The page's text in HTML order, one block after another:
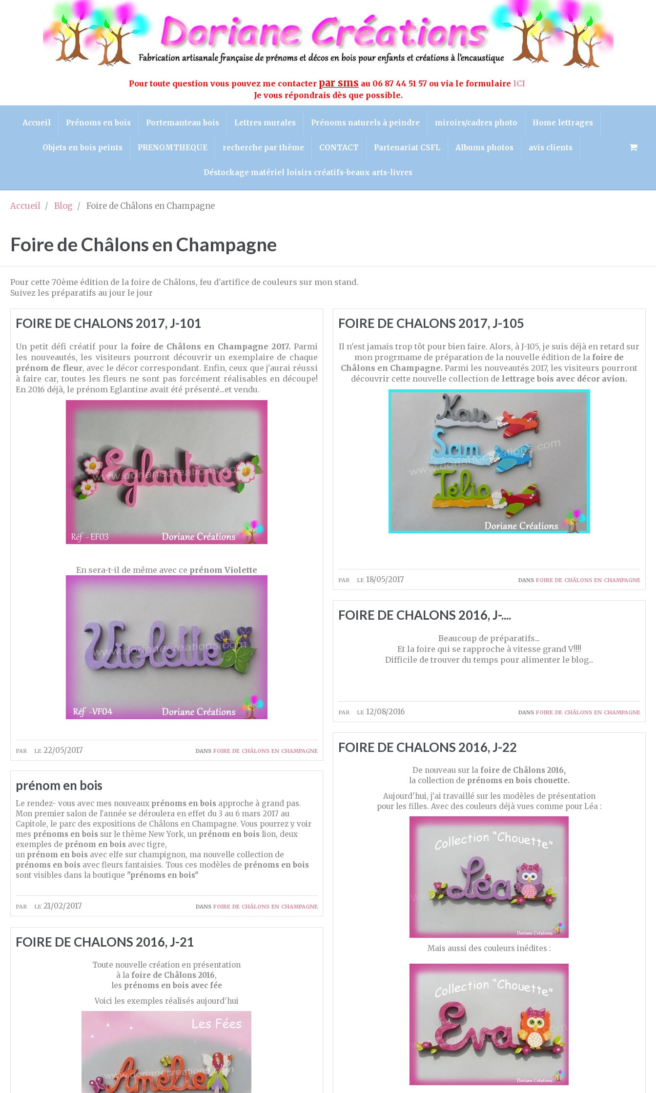
Pour toute question vous pouvez me contacter par sms au 06 87 44 51 57 ou via le formulaire ICI
Je vous répondrais dès que possible.
Accueil Prénoms en bois Portemanteau bois Lettres murales Prénoms naturels à peindre miroirs/cadres photo Home lettrages
Objets en bois peints PRENOMTHEQUE recherche par thème CONTACT Partenariat CSFL Albums photos avis clients
Déstockage matériel loisirs créatifs-beaux arts-livres
Accueil Blog Foire de Châlons en Champagne
Foire de Châlons en Champagne
Pour cette 70ème édition de la foire de Châlons, feu d'artifice de couleurs sur mon stand.
Suivez les préparatifs au jour le jour
FOIRE DE CHALONS 2017, J-101
par le 22/05/2017 dans foire de châlons en champagne
Un petit défi créatif pour la foire de Châlons en Champagne 2017. Parmi
les nouveautés, les visiteurs pourront découvrir un exemplaire de chaque
prénom de fleur, avec le décor correspondant. Enfin, ceux que j'aurai réussi
à faire car, toutes les fleurs ne sont pas forcément réalisables en découpe!
En 2016 déjà, le prénom Eglantine avait été présenté...et vendu.
En sera-t-il de même avec ce prénom Violette
FOIRE DE CHALONS 2017, J-105
par le 18/05/2017 dans foire de châlons en champagne
Il n'est jamais trop tôt pour bien faire. Alors, à J-105, je suis déjà en retard sur
mon progrmame de préparation de la nouvelle édition de la foire de
Châlons en Champagne.Parmi les nouveautés 2017, les visiteurs pourront
découvrir cette nouvelle collection de lettrage bois avec décor avion.
prénom en bois
par le 21/02/2017 dans foire de châlons en champagne
Le rendez- vous avec mes nouveaux prénoms en bois approche à grand pas.
Mon premier salon de l'année se déroulera en effet du 3 au 6 mars 2017 au
Capitole, le parc des expositions de Châlons en Champagne. Vous pourrez y voir
mes prénoms en bois sur le thème New York, un prénom en bois lion, deux
exemples de prénom en bois avec tigre,
un prénom en bois avec elfe sur champignon, ma nouvelle collection de
prénoms en bois avec fleurs fantaisies. Tous ces modèles de prénoms en bois
sont visibles dans la boutique "prénoms en bois"
FOIRE DE CHALONS 2016, J-....
par le 12/08/2016 dans foire de châlons en champagne
Beaucoup de préparatifs...
Et la foire qui se rapproche à vitesse grand V!!!!
Difficile de trouver du temps pour alimenter le blog...
FOIRE DE CHALONS 2016, J-21
Toute nouvelle création en présentation
à la foire de Châlons 2016,
les prénoms en bois avec fée
Voici les exemples réalisés aujourd'hui
FOIRE DE CHALONS 2016, J-22
De nouveau sur la foire de Châlons 2016,
la collection de prénoms en bois chouette.
Aujourd'hui, j'ai travaillé sur les modèles de présentation
pour les filles. Avec des couleurs déjà vues comme pour Léa :
Mais aussi des couleurs inédites :